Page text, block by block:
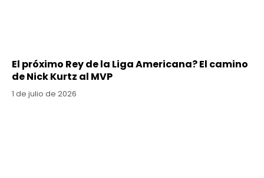
El próximo Rey de la Liga Americana? El camino
de Nick Kurtz al MVP
1 de julio de 2026